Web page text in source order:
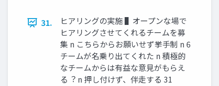
31.
ヒアリングの実施 ▌オープンな場で
ヒアリングさせてくれるチームを募
集 n こちらからお願いせず挙⼿制 n 6
チームが名乗り出てくれた n 積極的
なチームからは有益な意⾒がもらえ
る︖ n 押し付けず、伴⾛する 31